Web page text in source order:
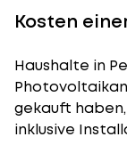
Kosten
Haushalte in
gekauft
inklusive